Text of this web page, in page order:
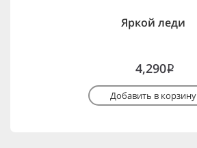
Яркой леди
4,290i
Добавить в корзину